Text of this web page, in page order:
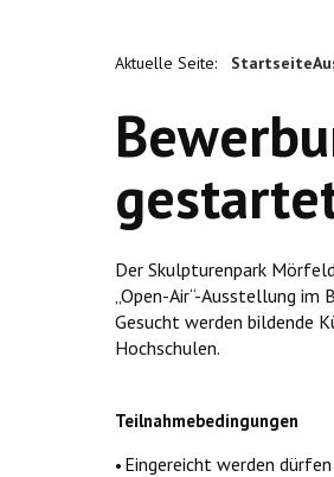
Aktuelle Seite: Startseite
Der Skulpturenpark
„Open-Air“-Ausstellung im
Gesucht werden bildende
Hochschulen.
Teilnahmebedingungen
• Eingereicht werden